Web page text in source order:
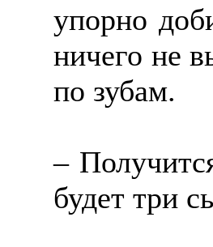
упорно
ничего не
по зубам.
–
будет три